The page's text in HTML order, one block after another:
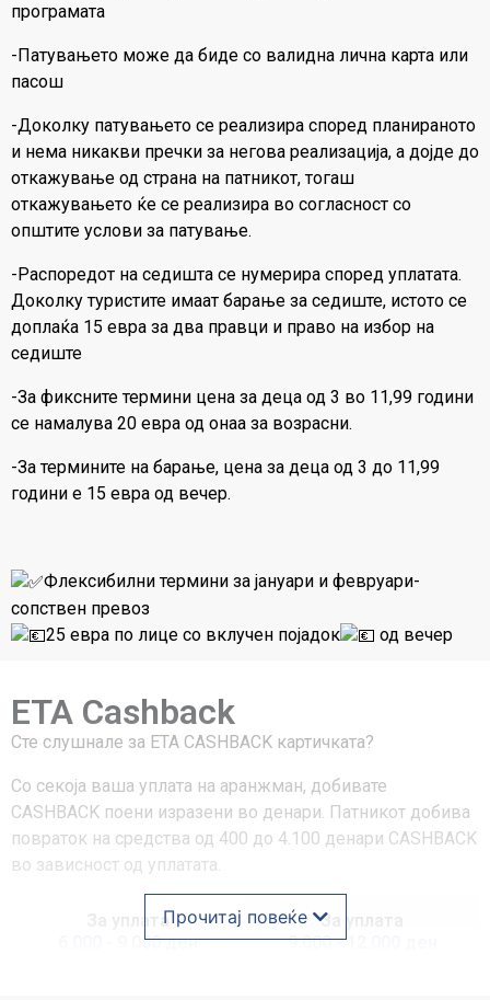
програмата
-Патувањето може да биде со валидна лична карта или
пасош
-Доколку патувањето се реализира според планираното
и нема никакви пречки за негова реализација, а дојде до
откажување од страна на патникот, тогаш
откажувањето ќе се реализира во согласност со
општите услови за патување.
-Распоредот на седишта се нумерира според уплатата.
Доколку туристите имаат барање за седиште, истото се
доплаќа 15 евра за два правци и право на избор на
седиште
-За фиксните термини цена за деца од 3 во 11,99 години
се намалува 20 евра од онаа за возрасни.
-За термините на барање, цена за деца од 3 до 11,99
години е 15 евра од вечер.
Флексибилни термини за јануари и февруари-
сопствен превоз
25 евра по лице со вклучен појадок од вечер
ETA Cashback
Сте слушнале за ЕТА CASHBACK картичката?
Со секоја ваша уплата на аранжман, добивате
CASHBACK поени изразени во денари. Патникот добива
повраток на средства од 400 до 4.100 денари CASHBACK
во зависност од уплатата.
За уплата
6.000 - 9.000 ден
За уплата
9.000 - 12.000 ден
Прочитај повеќе